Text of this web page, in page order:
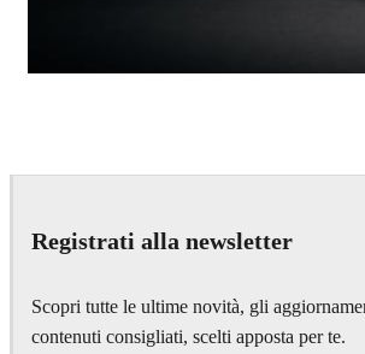
Registrati alla newsletter
Scopri tutte le ultime novità, gli
contenuti consigliati, scelti apposta per te.